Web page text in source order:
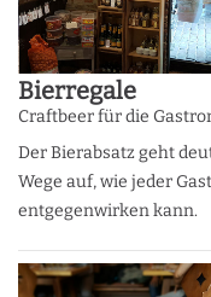
Bierregale
Craftbeer für die
Der Bierabsatz geht
Wege auf, wie jeder
entgegenwirken kann.